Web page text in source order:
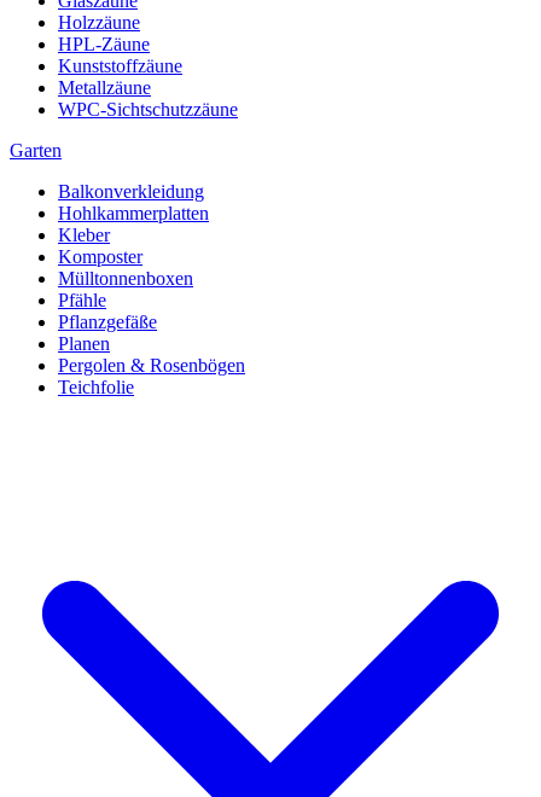
Holzzäune
HPL-Zäune
Kunststoffzäune
Metallzäune
WPC-Sichtschutzzäune
Garten
Balkonverkleidung
Hohlkammerplatten
Kleber
Komposter
Mülltonnenboxen
Pfähle
Pflanzgefäße
Planen
Pergolen & Rosenbögen
Teichfolie